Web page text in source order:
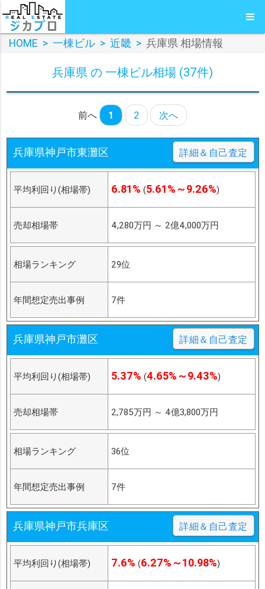
HOME > 一棟ビル > 近畿 > 兵庫県 相場情報
兵庫県 の 一棟ビル相場 (37件)
前へ 1 2 次へ
兵庫県神戸市東灘区 詳細＆自己査定
平均利回り(相場帯) 6.81% (5.61%～9.26%)
売却相場帯 4,280万円 ～ 2億4,000万円
相場ランキング 29位
年間想定売出事例 7件
兵庫県神戸市灘区 詳細＆自己査定
平均利回り(相場帯) 5.37% (4.65%～9.43%)
売却相場帯 2,785万円 ～ 4億3,800万円
相場ランキング 36位
年間想定売出事例 7件
兵庫県神戸市兵庫区 詳細＆自己査定
平均利回り(相場帯) 7.6% (6.27%～10.98%)